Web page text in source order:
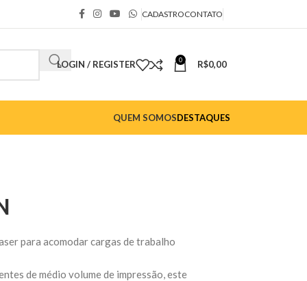
CADASTROCONTATO
LOGIN / REGISTER 0 R$0,00
QUEM SOMOSDESTAQUES
para acomodar cargas de trabalho
de médio volume de impressão, este